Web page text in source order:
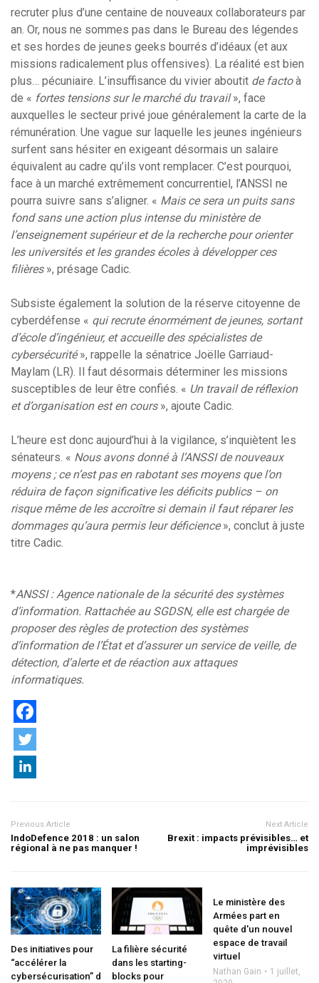
recruter plus d’une centaine de nouveaux collaborateurs par
an. Or, nous ne sommes pas dans le Bureau des légendes
et ses hordes de jeunes geeks bourrés d’idéaux (et aux
missions radicalement plus offensives). La réalité est bien
plus… pécuniaire. L’insuffisance du vivier aboutit de factoà
de « fortes tensions sur le marché du travail», face
auxquelles le secteur privé joue généralement la carte de la
rémunération. Une vague sur laquelle les jeunes ingénieurs
surfent sans hésiter en exigeant désormais un salaire
équivalent au cadre qu’ils vont remplacer. C’est pourquoi,
face à un marché extrêmement concurrentiel, l’ANSSI ne
pourra suivre sans s’aligner. « Mais ce sera un puits sans
fond sans une action plus intense du ministère de
l’enseignement supérieur et de la recherche pour orienter
les universités et les grandes écoles à développer ces
filières», présage Cadic.
Subsiste également la solution de la réserve citoyenne de
cyberdéfense « qui recrute énormément de jeunes, sortant
d’école d’ingénieur, et accueille des spécialistes de
cybersécurité», rappelle la sénatrice Joëlle Garriaud-
Maylam (LR). Il faut désormais déterminer les missions
susceptibles de leur être confiés. « Un travail de réflexion
et d’organisation est en cours», ajoute Cadic.
L’heure est donc aujourd’hui à la vigilance, s’inquiètent les
sénateurs. « Nous avons donné à l’ANSSI de nouveaux
moyens ; ce n’est pas en rabotant ses moyens que l’on
réduira de façon significative les déficits publics – on
risque même de les accroître si demain il faut réparer les
dommages qu’aura permis leur déficience», conclut à juste
titre Cadic.
*ANSSI : Agence nationale de la sécurité des systèmes
d’information. Rattachée au SGDSN, elle est chargée de
proposer des règles de protection des systèmes
d’information de l’État et d’assurer un service de veille, de
détection, d’alerte et de réaction aux attaques
informatiques.
Previous Article
IndoDefence 2018 : un salon
régional à ne pas manquer !
Next Article
Brexit : impacts prévisibles… et
imprévisibles
Des initiatives pour
“accélérer la
cybersécurisation” de
La filière sécurité
dans les starting-
blocks pour
Le ministère des
Armées part en
quête d'un nouvel
espace de travail
virtuel
Nathan Gain
1 juillet,